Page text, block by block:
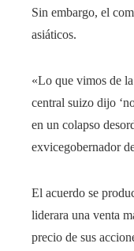
Sin embargo, el
asiáticos.
«Lo que vimos de
central suizo dijo
en un colapso
exvicegobernador
El acuerdo se
liderara una venta
precio de sus